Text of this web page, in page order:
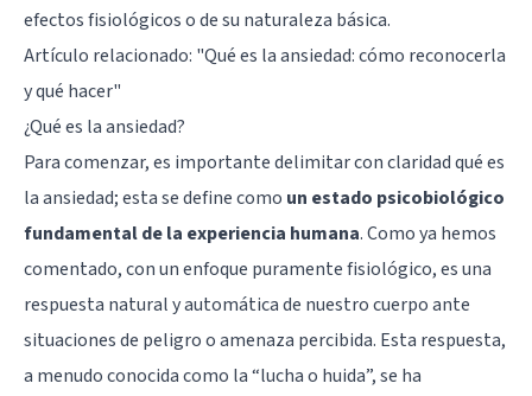
efectos fisiológicos o de su naturaleza básica.
Artículo relacionado: "Qué es la ansiedad: cómo reconocerla
y qué hacer"
¿Qué es la ansiedad?
Para comenzar, es importante delimitar con claridad qué es
la ansiedad; esta se define como un estado psicobiológico
fundamental de la experiencia humana. Como ya hemos
comentado, con un enfoque puramente fisiológico, es una
respuesta natural y automática de nuestro cuerpo ante
situaciones de peligro o amenaza percibida. Esta respuesta,
a menudo conocida como la “lucha o huida”, se ha